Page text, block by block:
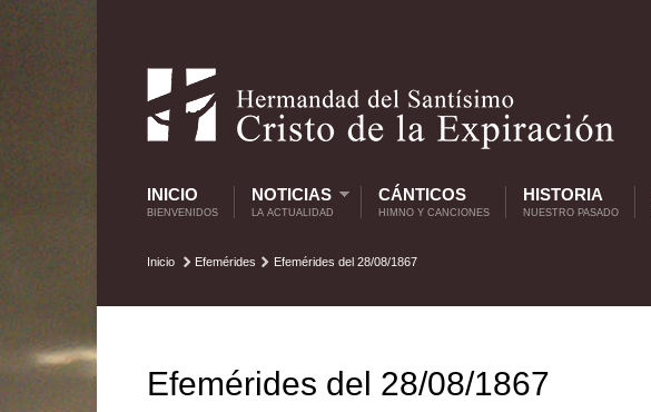
INICIO
BIENVENIDOS
NOTICIAS
LA ACTUALIDAD
CÁNTICOS
HIMNO Y CANCIONES
HISTORIA
NUESTRO PASADO
Inicio Efemérides Efemérides del 28/08/1867
Efemérides del 28/08/1867